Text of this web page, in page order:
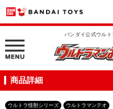
バンダイ公式ウル
商品詳細
ウルトラ怪獣シリーズ ウルトラマンテオ